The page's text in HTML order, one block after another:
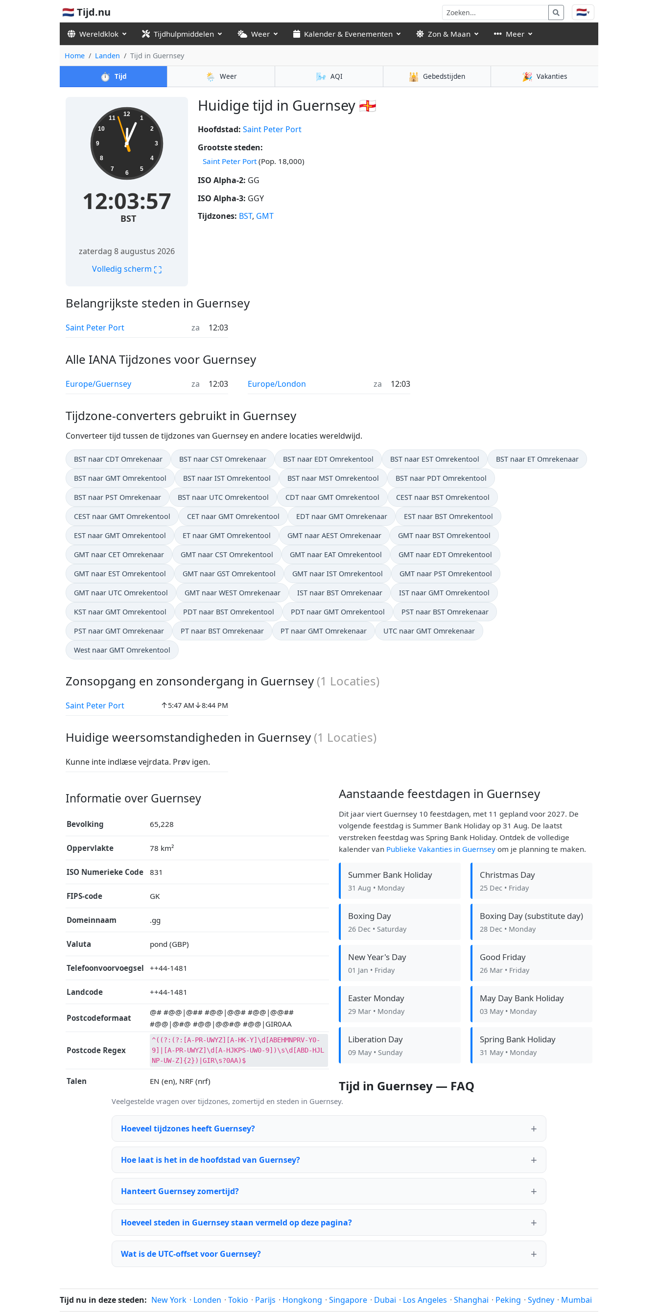
🇳🇱 Tijd.nu 🇳🇱▾
Wereldklok Tijdhulpmiddelen Weer Kalender & Evenementen Zon & Maan Meer
Home Landen Tijd in Guernsey
⏱️ Tijd 🌦️ Weer 🌬️ AQI 🕌 Gebedstijden 🎉 Vakanties
Huidige tijd in Guernsey 🇬🇬
12
1
2
3
4
5
6
7
8
9
10
11
12:03:57
BST
zaterdag 8 augustus 2026
Volledig scherm ⛶
Hoofdstad: Saint Peter Port
Grootste steden:
Saint Peter Port(Pop. 18,000)
ISO Alpha-2: GG
ISO Alpha-3: GGY
Tijdzones: BST, GMT
Belangrijkste steden in Guernsey
Saint Peter Port za 12:03
Alle IANA Tijdzones voor Guernsey
Europe/Guernsey za 12:03 Europe/London za 12:03
Tijdzone-converters gebruikt in Guernsey
Converteer tijd tussen de tijdzones van Guernsey en andere locaties wereldwijd.
BST naar CDT Omrekenaar BST naar CST Omrekenaar BST naar EDT Omrekentool BST naar EST Omrekentool BST naar ET Omrekenaar
BST naar GMT Omrekentool BST naar IST Omrekentool BST naar MST Omrekentool BST naar PDT Omrekentool
BST naar PST Omrekenaar BST naar UTC Omrekentool CDT naar GMT Omrekentool CEST naar BST Omrekentool
CEST naar GMT Omrekentool CET naar GMT Omrekentool EDT naar GMT Omrekenaar EST naar BST Omrekentool
EST naar GMT Omrekentool ET naar GMT Omrekentool GMT naar AEST Omrekenaar GMT naar BST Omrekentool
GMT naar CET Omrekenaar GMT naar CST Omrekentool GMT naar EAT Omrekentool GMT naar EDT Omrekentool
GMT naar EST Omrekentool GMT naar GST Omrekentool GMT naar IST Omrekentool GMT naar PST Omrekentool
GMT naar UTC Omrekentool GMT naar WEST Omrekenaar IST naar BST Omrekenaar IST naar GMT Omrekentool
KST naar GMT Omrekentool PDT naar BST Omrekentool PDT naar GMT Omrekentool PST naar BST Omrekenaar
PST naar GMT Omrekenaar PT naar BST Omrekenaar PT naar GMT Omrekenaar UTC naar GMT Omrekenaar
West naar GMT Omrekentool
Zonsopgang en zonsondergang in Guernsey (1 Locaties)
Saint Peter Port ↑5:47 AM↓8:44 PM
Huidige weersomstandigheden in Guernsey (1 Locaties)
Kunne inte indlæse vejrdata. Prøv igen.
Informatie over Guernsey
Bevolking 65,228
Oppervlakte 78 km²
ISO Numerieke Code 831
FIPS-code GK
Domeinnaam .gg
Valuta pond (GBP)
Telefoonvoorvoegsel ++44-1481
Landcode ++44-1481
Postcodeformaat
@# #@@|@## #@@|@@# #@@|@@##
#@@|@#@ #@@|@@#@ #@@|GIR0AA
Postcode Regex
^((?:(?:[A-PR-UWYZ][A-HK-Y]\d[ABEHMNPRV-Y0-
9]|[A-PR-UWYZ]\d[A-HJKPS-UW0-9])\s\d[ABD-HJL
NP-UW-Z]{2})|GIR\s?0AA)$
Talen EN (en), NRF (nrf)
Aanstaande feestdagen in Guernsey
Dit jaar viert Guernsey 10 feestdagen, met 11 gepland voor 2027. De
volgende feestdag is Summer Bank Holiday op 31 Aug. De laatst
verstreken feestdag was Spring Bank Holiday. Ontdek de volledige
kalender van Publieke Vakanties in Guernsey om je planning te maken.
Summer Bank Holiday
31 Aug • Monday
Christmas Day
25 Dec • Friday
Boxing Day
26 Dec • Saturday
Boxing Day (substitute day)
28 Dec • Monday
New Year's Day
01 Jan • Friday
Good Friday
26 Mar • Friday
Easter Monday
29 Mar • Monday
May Day Bank Holiday
03 May • Monday
Liberation Day
09 May • Sunday
Spring Bank Holiday
31 May • Monday
Tijd in Guernsey — FAQ
Veelgestelde vragen over tijdzones, zomertijd en steden in Guernsey.
Hoeveel tijdzones heeft Guernsey?
Hoe laat is het in de hoofdstad van Guernsey?
Hanteert Guernsey zomertijd?
Hoeveel steden in Guernsey staan vermeld op deze pagina?
Wat is de UTC-offset voor Guernsey?
Tijd nu in deze steden: New York · Londen · Tokio · Parijs · Hongkong · Singapore · Dubai · Los Angeles · Shanghai · Peking · Sydney · Mumbai